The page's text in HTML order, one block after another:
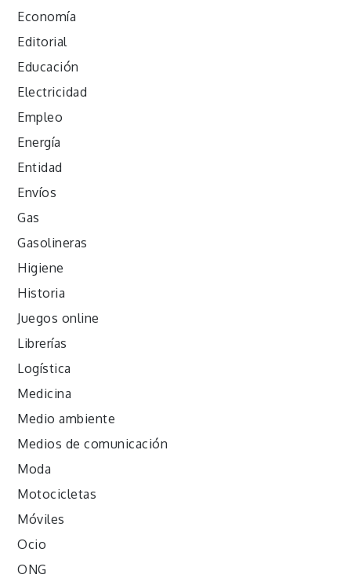
Economía
Editorial
Educación
Electricidad
Empleo
Energía
Entidad
Envíos
Gas
Gasolineras
Higiene
Historia
Juegos online
Librerías
Logística
Medicina
Medio ambiente
Medios de comunicación
Moda
Motocicletas
Móviles
Ocio
ONG